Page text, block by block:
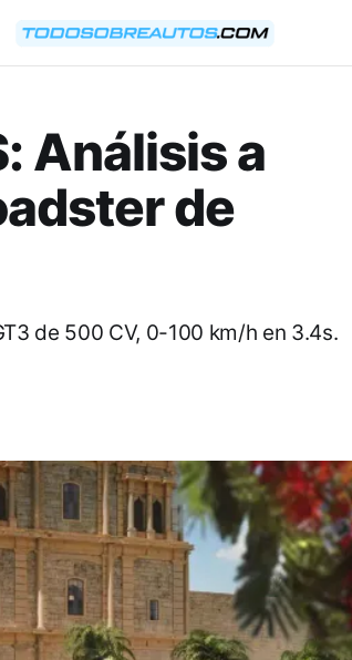
Análisis a
de
de 500 CV, 0-100 km/h en 3.4s.